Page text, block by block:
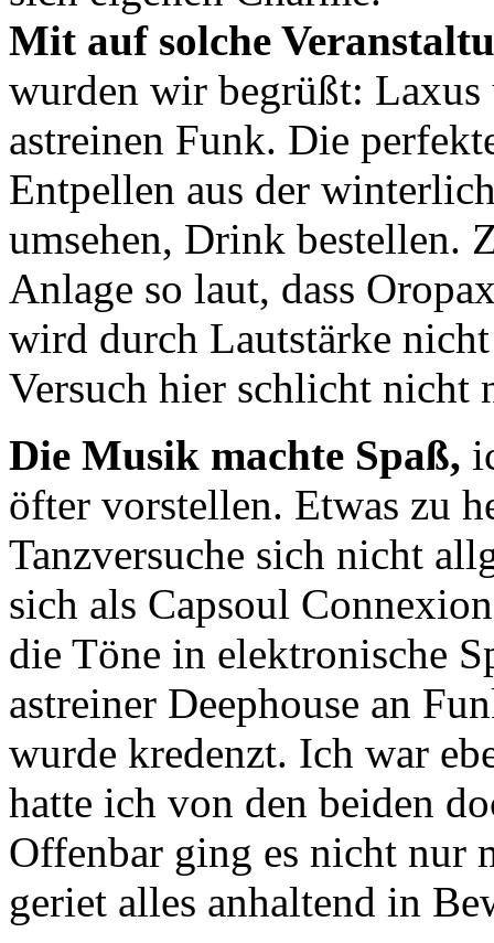
Mit auf solche
wurden wir begrüßt: Laxus
astreinen Funk. Die
Entpellen aus der
umsehen, Drink bestellen.
Anlage so laut, dass
wird durch Lautstärke
Versuch hier schlicht nicht
Die Musik machte Spaß,
öfter vorstellen. Etwas zu
Tanzversuche sich nicht
sich als Capsoul
die Töne in elektronische
astreiner Deephouse an
wurde kredenzt. Ich war
hatte ich von den beiden
Offenbar ging es nicht nur
geriet alles anhaltend in